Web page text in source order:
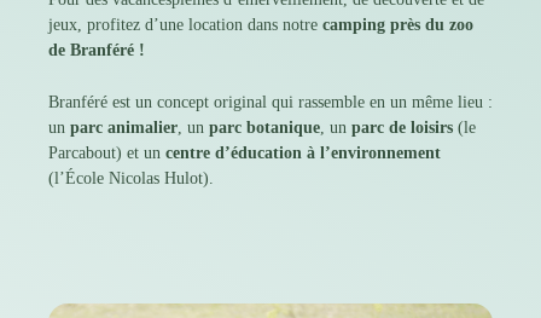
jeux, profitez d’une location dans notre camping près du zoo
de Branféré !
Branféré est un concept original qui rassemble en un même lieu :
un parc animalier , un parc botanique , un parc de loisirs (le
Parcabout) et un centre d’éducation à l’environnement
(l’École Nicolas Hulot).